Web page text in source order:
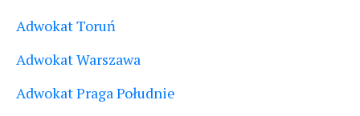
Adwokat Toruń
Adwokat Warszawa
Adwokat Praga Południe